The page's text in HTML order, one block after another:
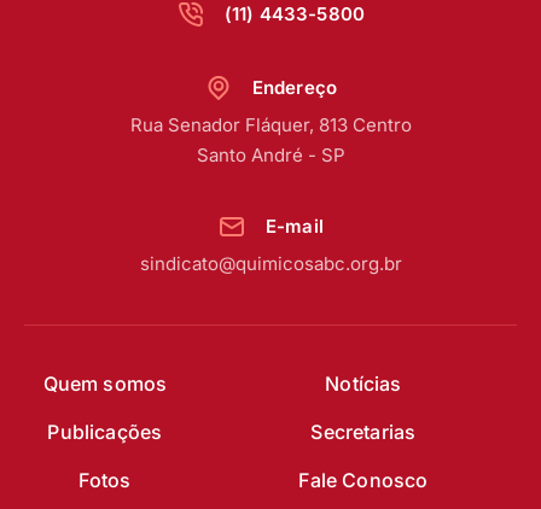
(11) 4433-5800
Quem somos
Notícias
Publicações
Secretarias
Fotos
Fale Conosco
Endereço
Rua Senador Fláquer, 813 Centro
Santo André - SP
E-mail
sindicato@quimicosabc.org.br